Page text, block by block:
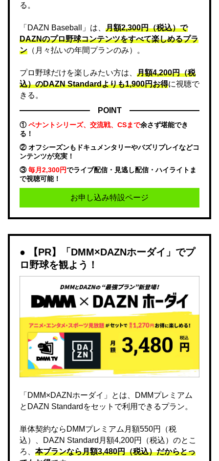
る。
「DAZN Baseball」は、 月額2,300円（税込）で
DAZNのプロ野球コンテンツをすべて楽しめるプラ
ン （月々払いの年間プランのみ）。
プロ野球だけを楽しみたい方は、 月額4,200円（税
込）のDAZN Standard​よりも1,900円お得に視聴で
きる。
POINT
①ペナントシリーズ、交流戦、CSまで余さず堪能でき
る！
② オフシーズンもドキュメンタリーやバズリプレイなどコ
ンテンツが充実！
③毎月2,300円でライブ配信・見逃し配信・ハイライトま
で視聴可能！
お申し込み特設ページ
【PR】「DMM×DAZNホーダイ」でプ
ロ野球を観よう！
「DMM×DAZNホーダイ」とは、DMMプレミアム
とDAZN Standardをセットで利用できるプラン。
単体契約ならDMMプレミアム月額550円（税
込）、DAZN Standard月額4,200円（税込）のとこ
ろ、 本プランなら月額3,480円（税込）だからとっ